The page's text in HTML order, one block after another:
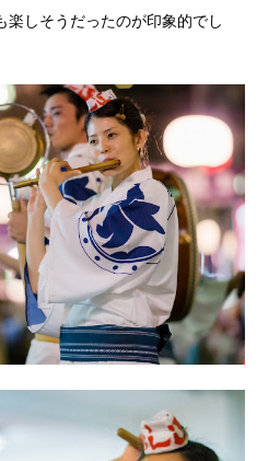
楽しそうだったのが印象的でし